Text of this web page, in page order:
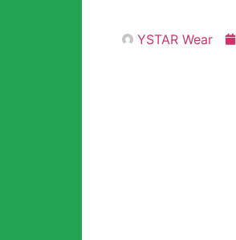
YSTAR Wear